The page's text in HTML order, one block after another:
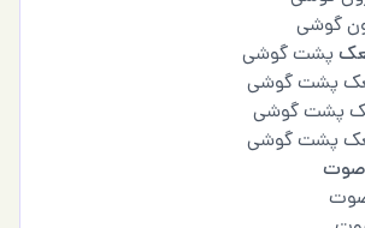
گوشی
پشت گوشی
پشت گوشی
پشت گوشی
پشت گوشی